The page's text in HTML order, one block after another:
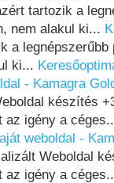
tartozik a
nem alakul ki...
a
ki...
- Kamagra
készítés
az igény a
weboldal -
Weboldal
az igény a